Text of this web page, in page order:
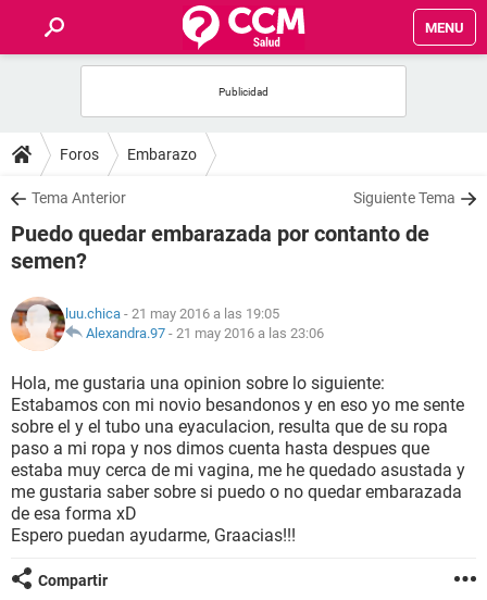
MENU
FOROS
SALUD
NUTRICIÓN
SEXUALIDAD
GLOSARIO
Foros Embarazo
Tema Anterior Siguiente Tema
Puedo quedar embarazada por contanto de
semen?
luu.chica - 21 may 2016 a las 19:05
Alexandra.97 - 21 may 2016 a las 23:06
Hola, me gustaria una opinion sobre lo siguiente:
Estabamos con mi novio besandonos y en eso yo me sente
sobre el y el tubo una eyaculacion, resulta que de su ropa
paso a mi ropa y nos dimos cuenta hasta despues que
estaba muy cerca de mi vagina, me he quedado asustada y
me gustaria saber sobre si puedo o no quedar embarazada
de esa forma xD
Espero puedan ayudarme, Graacias!!!
Compartir